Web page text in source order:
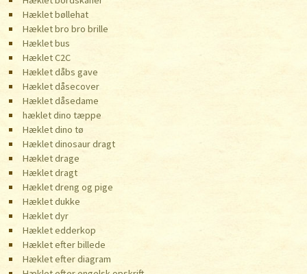
Hæklet bøllehat
Hæklet bro bro brille
Hæklet bus
Hæklet C2C
Hæklet dåbs gave
Hæklet dåsecover
Hæklet dåsedame
hæklet dino tæppe
Hæklet dino tø
Hæklet dinosaur dragt
Hæklet drage
Hæklet dragt
Hæklet dreng og pige
Hæklet dukke
Hæklet dyr
Hæklet edderkop
Hæklet efter billede
Hæklet efter diagram